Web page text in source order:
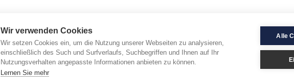
Wir verwenden Cookies
Wir setzen Cookies ein, um die Nutzung unserer Webseiten zu analysieren,
einschließlich des Such und Surfverlaufs, Suchbegriffen und Ihnen auf Ihr
Nutzungsverhalten angepasste Informationen anbieten zu können.
Lernen Sie mehr
Alle